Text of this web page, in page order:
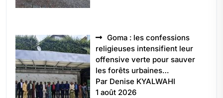
Goma : les confessions
religieuses intensifient leur
offensive verte pour sauver
les forêts urbaines…
Par Denise KYALWAHI
1 août 2026